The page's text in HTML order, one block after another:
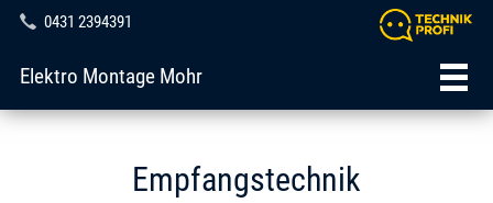
0431 2394391
Elektro Montage Mohr
Empfangstechnik